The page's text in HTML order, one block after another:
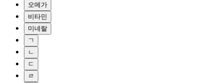
오메가
비타민
미네랄
ㄱ
ㄴ
ㄷ
ㄹ